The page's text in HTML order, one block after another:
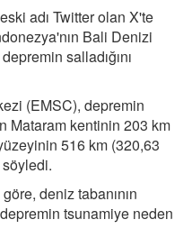
adı Twitter olan X'te
Bali Denizi
salladığını
(EMSC), depremin
Mataram kentinin 203 km
516 km (320,63
deniz tabanının
tsunamiye neden